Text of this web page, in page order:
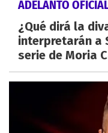
ADELANTO
¿Qué dirá la
interpretarán a
serie de Moria